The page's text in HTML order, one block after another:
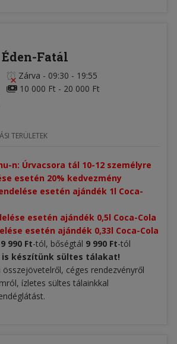
Éden-Fatál
Zárva - 09:30 - 19:55
10 000 Ft - 20 000 Ft
TERÜLETEK
n: Úrvacsora tál 10-12 személyre
esetén 20% kedvezmény​
esetén ajándék 1l Coca-
esetén ajándék 0,5l Coca-Cola
esetén ajándék 0,33l Coca-Cola
9 990 Ft-tól, bőségtál 9 990 Ft-tól
is készítünk sültes tálakat!
összejövetelről, céges rendezvényről
ízletes sültes tálainkkal